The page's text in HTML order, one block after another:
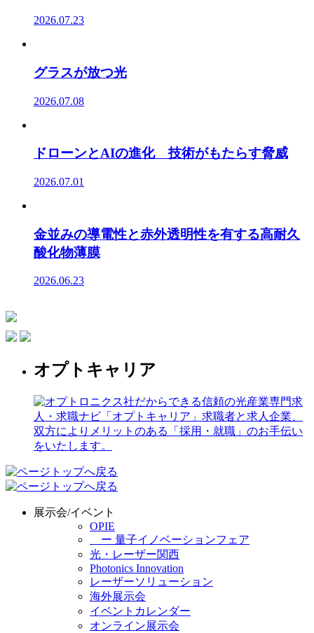
2026.07.23
グラスが放つ光
2026.07.08
ドローンとAIの進化 技術がもたらす脅威
2026.07.01
金並みの導電性と赤外透明性を有する高耐久
酸化物薄膜
2026.06.23
オプトキャリア
展示会/イベント
OPIE
ー 量子イノベーションフェア
光・レーザー関西
Photonics Innovation
レーザーソリューション
海外展示会
イベントカレンダー
オンライン展示会